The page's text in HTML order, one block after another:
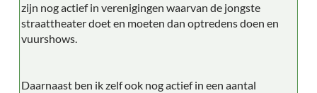
zijn nog actief in verenigingen waarvan de jongste
straattheater doet en moeten dan optredens doen en
vuurshows.
Daarnaast ben ik zelf ook nog actief in een aantal